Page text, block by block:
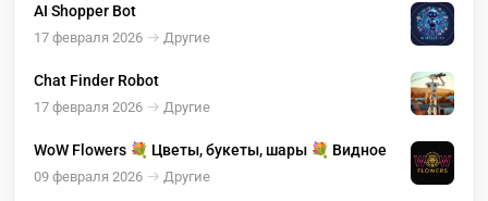
AI Shopper Bot
17 февраля 2026 Другие
Chat Finder Robot
17 февраля 2026 Другие
WoW Flowers 💐 Цветы, букеты, шары 💐 Видное
09 февраля 2026 Другие